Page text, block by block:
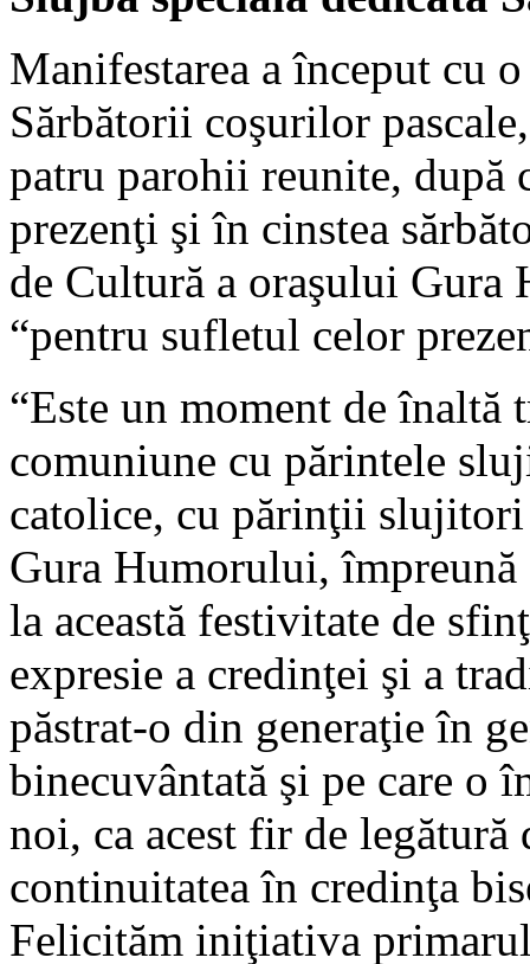
Manifestarea a început cu
Sărbătorii coşurilor
patru parohii reunite, după
prezenţi şi în cinstea
de Cultură a oraşului
“pentru sufletul celor
“Este un moment de înaltă
comuniune cu părintele
catolice, cu părinţii
Gura Humorului, împreună
la această festivitate de
expresie a credinţei şi a
păstrat-o din generaţie în
binecuvântată şi pe care o
noi, ca acest fir de legătură
continuitatea în credinţa
Felicităm iniţiativa